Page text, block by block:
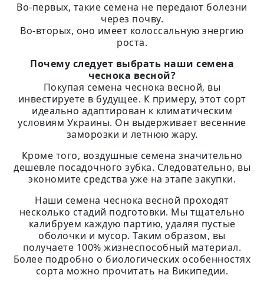
Во-первых, такие семена не передают болезни
через почву.
Во-вторых, оно имеет колоссальную энергию
роста.
Почему следует выбрать наши семена
чеснока весной?
Покупая семена чеснока весной, вы
инвестируете в будущее. К примеру, этот сорт
идеально адаптирован к климатическим
условиям Украины. Он выдерживает весенние
заморозки и летнюю жару.
Кроме того, воздушные семена значительно
дешевле посадочного зубка. Следовательно, вы
экономите средства уже на этапе закупки.
Наши семена чеснока весной проходят
несколько стадий подготовки. Мы тщательно
калибруем каждую партию, удаляя пустые
оболочки и мусор. Таким образом, вы
получаете 100% жизнеспособный материал.
Более подробно о биологических особенностях
сорта можно прочитать на Википедии.